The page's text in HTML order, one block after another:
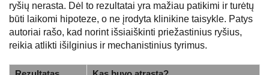
ryšių nerasta. Dėl to rezultatai yra mažiau patikimi ir turėtų
būti laikomi hipoteze, o ne įrodyta klinikine taisykle. Patys
autoriai rašo, kad norint išsiaiškinti priežastinius ryšius,
reikia atlikti išilginius ir mechanistinius tyrimus.